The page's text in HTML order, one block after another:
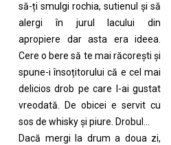
să-ți smulgi rochia, sutienul și să
alergi în jurul lacului din
apropiere dar asta era ideea.
Cere o bere să te mai răcorești și
spune-i însoțitorului că e cel mai
delicios drob pe care l-ai gustat
vreodată. De obicei e servit cu
sos de whisky și piure. Drobul…
Dacă mergi la drum a doua zi,